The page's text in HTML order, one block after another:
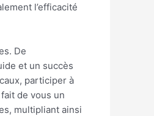
l’efficacité
De
et un succès
participer à
de vous un
multipliant ainsi